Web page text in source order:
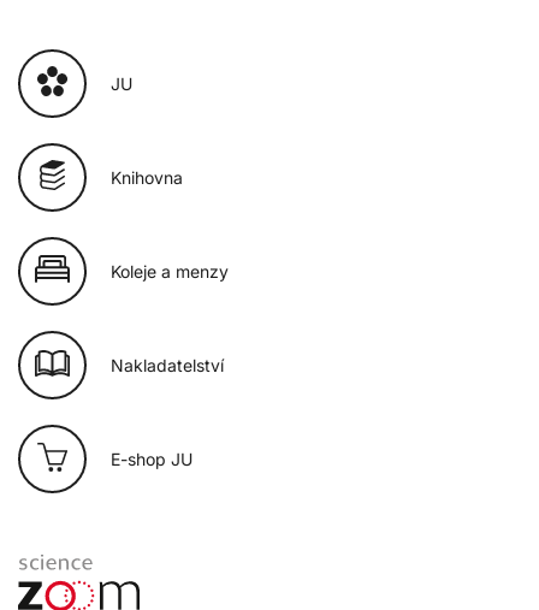
JU
Knihovna
Koleje a menzy
Nakladatelství
E-shop JU